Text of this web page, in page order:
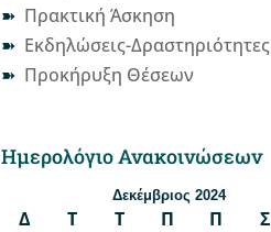
Πρακτική Άσκηση
Εκδηλώσεις-Δραστηριότητες
Προκήρυξη Θέσεων
Ημερολόγιο Ανακοινώσεων
Δεκέμβριος 2024
Δ Τ Τ Π Π Σ